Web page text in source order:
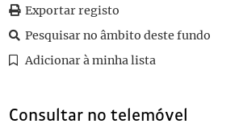
0029 Visita de Estado ao Brasil
0030
Visita de Estado ao Brasil
1997-09-11
0042 Visita de Estado ao Brasil
Exportar registo
Pesquisar no âmbito deste fundo
Adicionar à minha lista
Consultar no telemóvel